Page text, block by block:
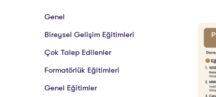
Genel
Bireysel Gelişim Eğitimleri
Çok Talep Edilenler
Formatörlük Eğitimleri
Genel Eğitimler